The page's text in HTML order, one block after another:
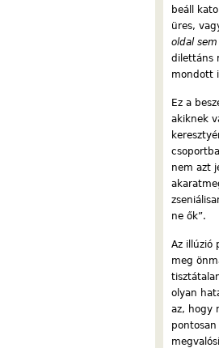
beáll
üres,
oldal
dilettáns
mondott
Ez a
akiknek
nem azt
ne ők”.
Az illúzió
meg
olyan
az, hogy